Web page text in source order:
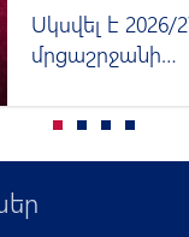
Սկսվել է 2026/
մրցաշրջանի